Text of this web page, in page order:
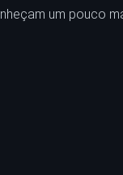
um pouco